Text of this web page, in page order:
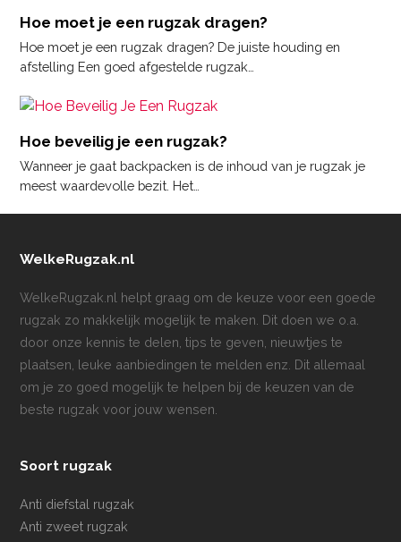
Hoe moet je een rugzak dragen?
Hoe moet je een rugzak dragen? De juiste houding en
afstelling Een goed afgestelde rugzak…
Hoe beveilig je een rugzak?
Wanneer je gaat backpacken is de inhoud van je rugzak je
meest waardevolle bezit. Het…
WelkeRugzak.nl
WelkeRugzak.nl helpt graag om de keuze voor een goede
rugzak zo makkelijk mogelijk te maken. Dit doen we o.a.
door onze kennis te delen, tips te geven, nieuwtjes te
plaatsen, leuke aanbiedingen te melden enz. Dit allemaal
om je zo goed mogelijk te helpen bij de keuzen van de
beste rugzak voor jouw wensen.
Soort rugzak
Anti diefstal rugzak
Anti zweet rugzak